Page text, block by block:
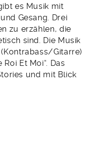
es Musik mit
Gesang. Drei
zu erzählen, die
sind. Die Musik
(Kontrabass/Gitarre)
Et Moi“. Das
und mit Blick